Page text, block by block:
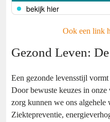
bekijk hier
Ook een link
Gezond Leven:
Een gezonde levensstijl
Door bewuste keuzes in
zorg kunnen we ons algehele
Ziektepreventie,